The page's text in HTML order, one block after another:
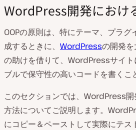
WordPress開発におけ
OOPの原則は、特にテーマ、プラ
成するときに、 WordPressの開発を
の助けを借りて、WordPressサイ
ブルで保守性の高いコードを書くこ
このセクションでは、WordPress開
方法についてご説明します。
にコピー＆ペーストして実際にテス